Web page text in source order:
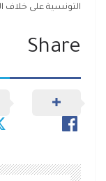
التونسية على خلاف
Share